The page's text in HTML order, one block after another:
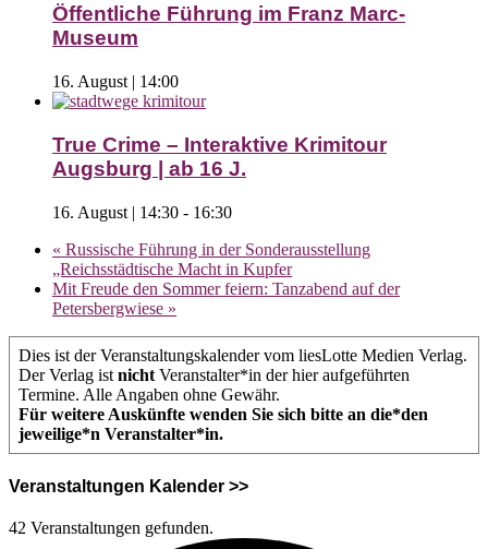
Öffentliche Führung im Franz Marc-
Museum
16. August | 14:00
True Crime – Interaktive Krimitour
Augsburg | ab 16 J.
16. August | 14:30 - 16:30
« Russische Führung in der Sonderausstellung
„Reichsstädtische Macht in Kupfer
Mit Freude den Sommer feiern: Tanzabend auf der
Petersbergwiese »
Dies ist der Veranstaltungskalender vom liesLotte Medien Verlag.
Der Verlag ist nicht Veranstalter*in der hier aufgeführten
Termine. Alle Angaben ohne Gewähr.
Für weitere Auskünfte wenden Sie sich bitte an die*den
jeweilige*n Veranstalter*in.
Veranstaltungen Kalender >>
42 Veranstaltungen gefunden.